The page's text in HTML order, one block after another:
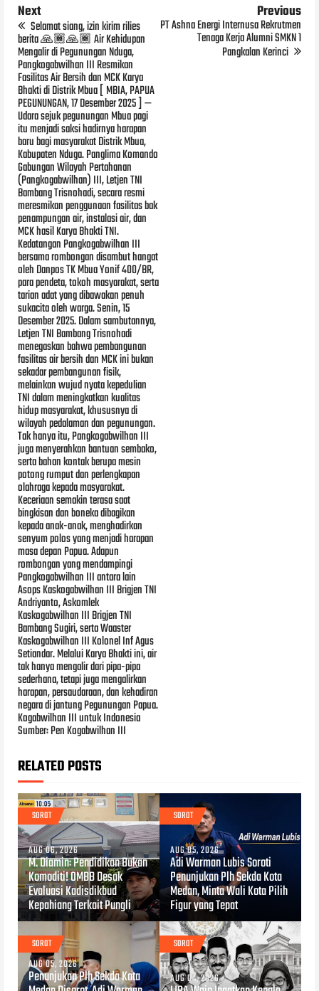
Next
Selamat siang, izin kirim rilies
berita 🙏🏾🙏🏾 Air Kehidupan
Mengalir di Pegunungan Nduga,
Pangkogabwilhan III Resmikan
Fasilitas Air Bersih dan MCK Karya
Bhakti di Distrik Mbua [ MBIA, PAPUA
PEGUNUNGAN, 17 Desember 2025 ] —
Udara sejuk pegunungan Mbua pagi
itu menjadi saksi hadirnya harapan
baru bagi masyarakat Distrik Mbua,
Kabupaten Nduga. Panglima Komando
Gabungan Wilayah Pertahanan
(Pangkogabwilhan) III, Letjen TNI
Bambang Trisnohadi, secara resmi
meresmikan penggunaan fasilitas bak
penampungan air, instalasi air, dan
MCK hasil Karya Bhakti TNI.
Kedatangan Pangkogabwilhan III
bersama rombongan disambut hangat
oleh Danpos TK Mbua Yonif 400/BR,
para pendeta, tokoh masyarakat, serta
tarian adat yang dibawakan penuh
sukacita oleh warga. Senin, 15
Desember 2025. Dalam sambutannya,
Letjen TNI Bambang Trisnohadi
menegaskan bahwa pembangunan
fasilitas air bersih dan MCK ini bukan
sekadar pembangunan fisik,
melainkan wujud nyata kepedulian
TNI dalam meningkatkan kualitas
hidup masyarakat, khususnya di
wilayah pedalaman dan pegunungan.
Tak hanya itu, Pangkogabwilhan III
juga menyerahkan bantuan sembako,
serta bahan kontak berupa mesin
potong rumput dan perlengkapan
olahraga kepada masyarakat.
Keceriaan semakin terasa saat
bingkisan dan boneka dibagikan
kepada anak-anak, menghadirkan
senyum polos yang menjadi harapan
masa depan Papua. Adapun
rombongan yang mendampingi
Pangkogabwilhan III antara lain
Asops Kaskogabwilhan III Brigjen TNI
Andriyanto, Askomlek
Kaskogabwilhan III Brigjen TNI
Bambang Sugiri, serta Waaster
Kaskogabwilhan III Kolonel Inf Agus
Setiandar. Melalui Karya Bhakti ini, air
tak hanya mengalir dari pipa-pipa
sederhana, tetapi juga mengalirkan
harapan, persaudaraan, dan kehadiran
negara di jantung Pegunungan Papua.
Kogabwilhan III untuk Indonesia
Sumber: Pen Kogabwilhan III
Previous
PT Ashna Energi Internusa Rekrutmen
Tenaga Kerja Alumni SMKN 1
Pangkalan Kerinci
RELATED POSTS
SOROT
AUG 06, 2026
M. Diamin: Pendidikan Bukan
Komoditi! OMBB Desak
Evaluasi Kadisdikbud
Kepahiang Terkait Pungli
SOROT
AUG 05, 2026
Adi Warman Lubis Soroti
Penunjukan Plh Sekda Kota
Medan, Minta Wali Kota Pilih
Figur yang Tepat
SOROT
AUG 05, 2026
Penunjukan Plh Sekda Kota
SOROT
AUG 04, 2026